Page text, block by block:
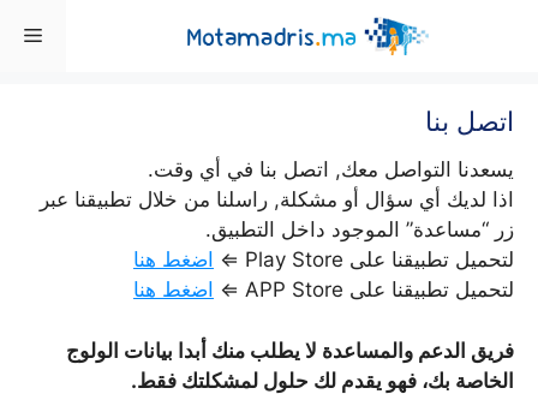
اتصل بنا
يسعدنا التواصل معك, اتصل بنا في أي وقت.
اذا لديك أي سؤال أو مشكلة, راسلنا من خلال تطبيقنا عبر
زر “مساعدة” الموجود داخل التطبيق.
لتحميل تطبيقنا على Play Store ⇐
اضغط هنا
لتحميل تطبيقنا على APP Store ⇐
اضغط هنا
فريق الدعم والمساعدة لا يطلب منك أبدا بيانات الولوج
الخاصة بك، فهو يقدم لك حلول لمشكلتك فقط.